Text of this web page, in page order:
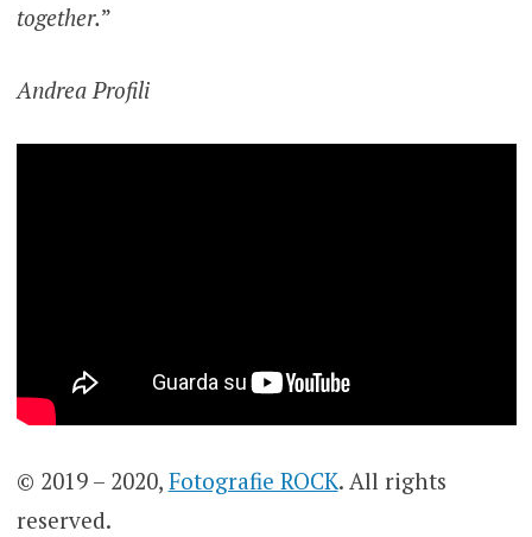
together.”
Andrea Profili
© 2019 – 2020, Fotografie ROCK. All rights
reserved.